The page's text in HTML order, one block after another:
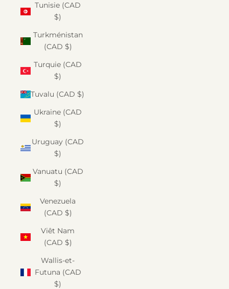
Tunisie (CAD
$)
Turkménistan
(CAD $)
Turquie (CAD
$)
Tuvalu (CAD $)
Ukraine (CAD
$)
Uruguay (CAD
$)
Vanuatu (CAD
$)
Venezuela
(CAD $)
Viêt Nam
(CAD $)
Wallis-et-
Futuna (CAD
$)